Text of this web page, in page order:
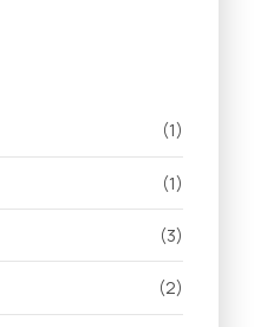
(1)
(1)
(3)
(2)